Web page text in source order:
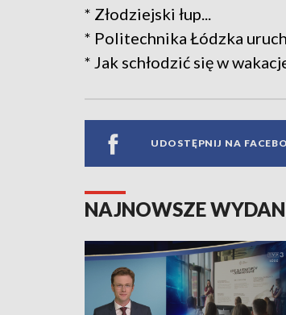
* Złodziejski łup...
* Politechnika Łódzka
* Jak schłodzić się w
UDOSTĘPNIJ NA
NAJNOWSZE